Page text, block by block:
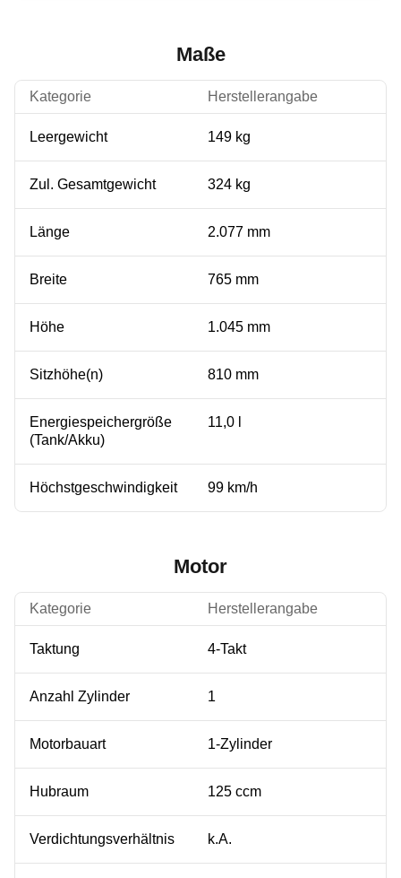
Maße
Kategorie Herstellerangabe
Leergewicht 149 kg
Zul. Gesamtgewicht 324 kg
Länge 2.077 mm
Breite 765 mm
Höhe 1.045 mm
Sitzhöhe(n) 810 mm
Energiespeichergröße
(Tank/Akku)
11,0 l
Höchstgeschwindigkeit 99 km/h
Motor
Kategorie Herstellerangabe
Taktung 4-Takt
Anzahl Zylinder 1
Motorbauart 1-Zylinder
Hubraum 125 ccm
Verdichtungsverhältnis k.A.